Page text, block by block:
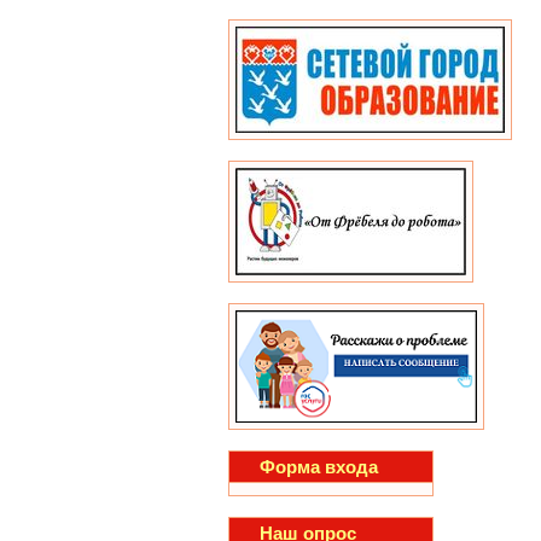
Форма входа
Наш опрос